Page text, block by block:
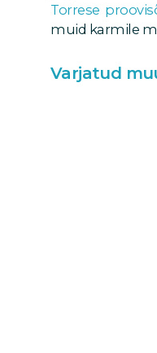
Torrese
muid karmile
Varjatud